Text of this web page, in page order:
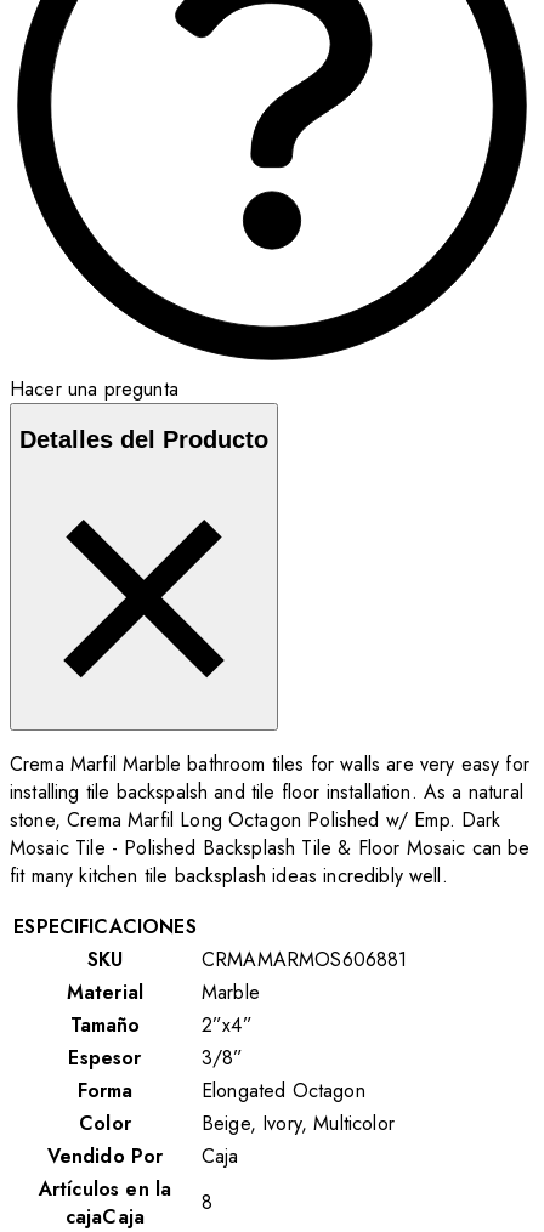
Hacer una pregunta
Detalles del Producto
Crema Marfil Marble bathroom tiles for walls are very easy for
installing tile backspalsh and tile floor installation. As a natural
stone, Crema Marfil Long Octagon Polished w/ Emp. Dark
Mosaic Tile - Polished Backsplash Tile & Floor Mosaic can be
fit many kitchen tile backsplash ideas incredibly well.
ESPECIFICACIONES
SKU
CRMAMARMOS606881
Material
Marble
Tamaño
2”x4”
Espesor
3/8”
Forma
Elongated Octagon
Color
Beige, Ivory, Multicolor
Vendido Por
Caja
Artículos en la
cajaCaja
8